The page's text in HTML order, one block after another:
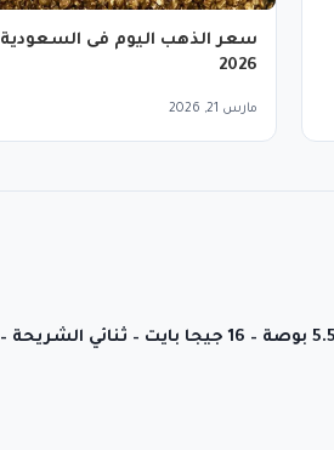
سعر الذهب اليوم فى السعودية
2026
مارس 21, 2026